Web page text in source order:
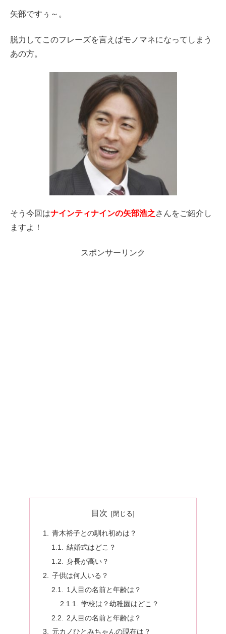
矢部ですぅ～。
脱力してこのフレーズを言えばモノマネになってしまう
あの方。
そう今回はナインティナインの矢部浩之さんをご紹介し
ますよ！
スポンサーリンク
目次
青木裕子との馴れ初めは？
結婚式はどこ？
身長が高い？
子供は何人いる？
1人目の名前と年齢は？
学校は？幼稚園はどこ？
2人目の名前と年齢は？
元カノひとみちゃんの現在は？